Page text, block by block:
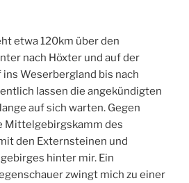
etwa 120km über den
nach Höxter und auf der
Weserbergland bis nach
lassen die angekündigten
auf sich warten. Gegen
Mittelgebirgskamm des
den Externsteinen und
hinter mir. Ein
zwingt mich zu einer